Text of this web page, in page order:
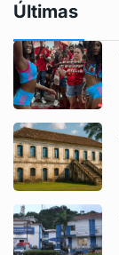
Últimas